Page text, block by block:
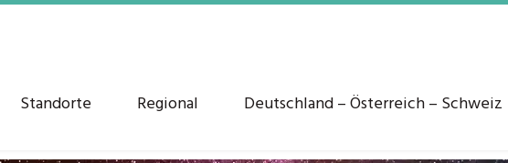
Standorte Regional Deutschland – Österreich – Schweiz